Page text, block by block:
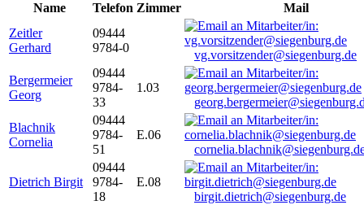
Name
Telefon Zimmer
Mail
Zeitler
Gerhard
09444
9784-0
vg.vorsitzender@siegenburg.de
Bergermeier
Georg
09444
9784-
33
1.03
Blachnik
Cornelia
09444
9784-
51
E.06
Dietrich Birgit
09444
9784-
18
E.08
birgit.dietrich@siegenburg.de